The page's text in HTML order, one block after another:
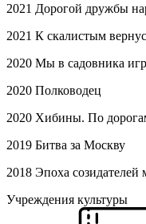
2021 Дорогой дружбы
2021 К скалистым
2020 Мы в садовника
2020 Полководец
2020 Хибины. По
2019 Битва за Москву
2018 Эпоха созидателей
Учреждения культуры